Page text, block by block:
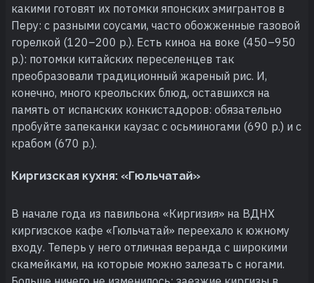
какими готовят их потомки японских эмигрантов в
Перу: с разными соусами, часто обожженные газовой
горелкой (120–200 р.). Есть киноа на воке (450–950
р.): потомки китайских переселенцев так
преобразовали традиционный жареный рис. И,
конечно, много креольских блюд, оставшихся на
память от испанских конкистадоров: обязательно
пробуйте запеканки каузас с осьминогами (690 р.) и с
крабом (670 р.).
Киргизская кухня: «Гюльчатай»
В начале года из павильона «Киргизия» на ВДНХ
киргизское кафе «Гюльчатай» переехало к южному
входу. Теперь у него отличная веранда с широкими
скамейками, на которые можно залезать с ногами.